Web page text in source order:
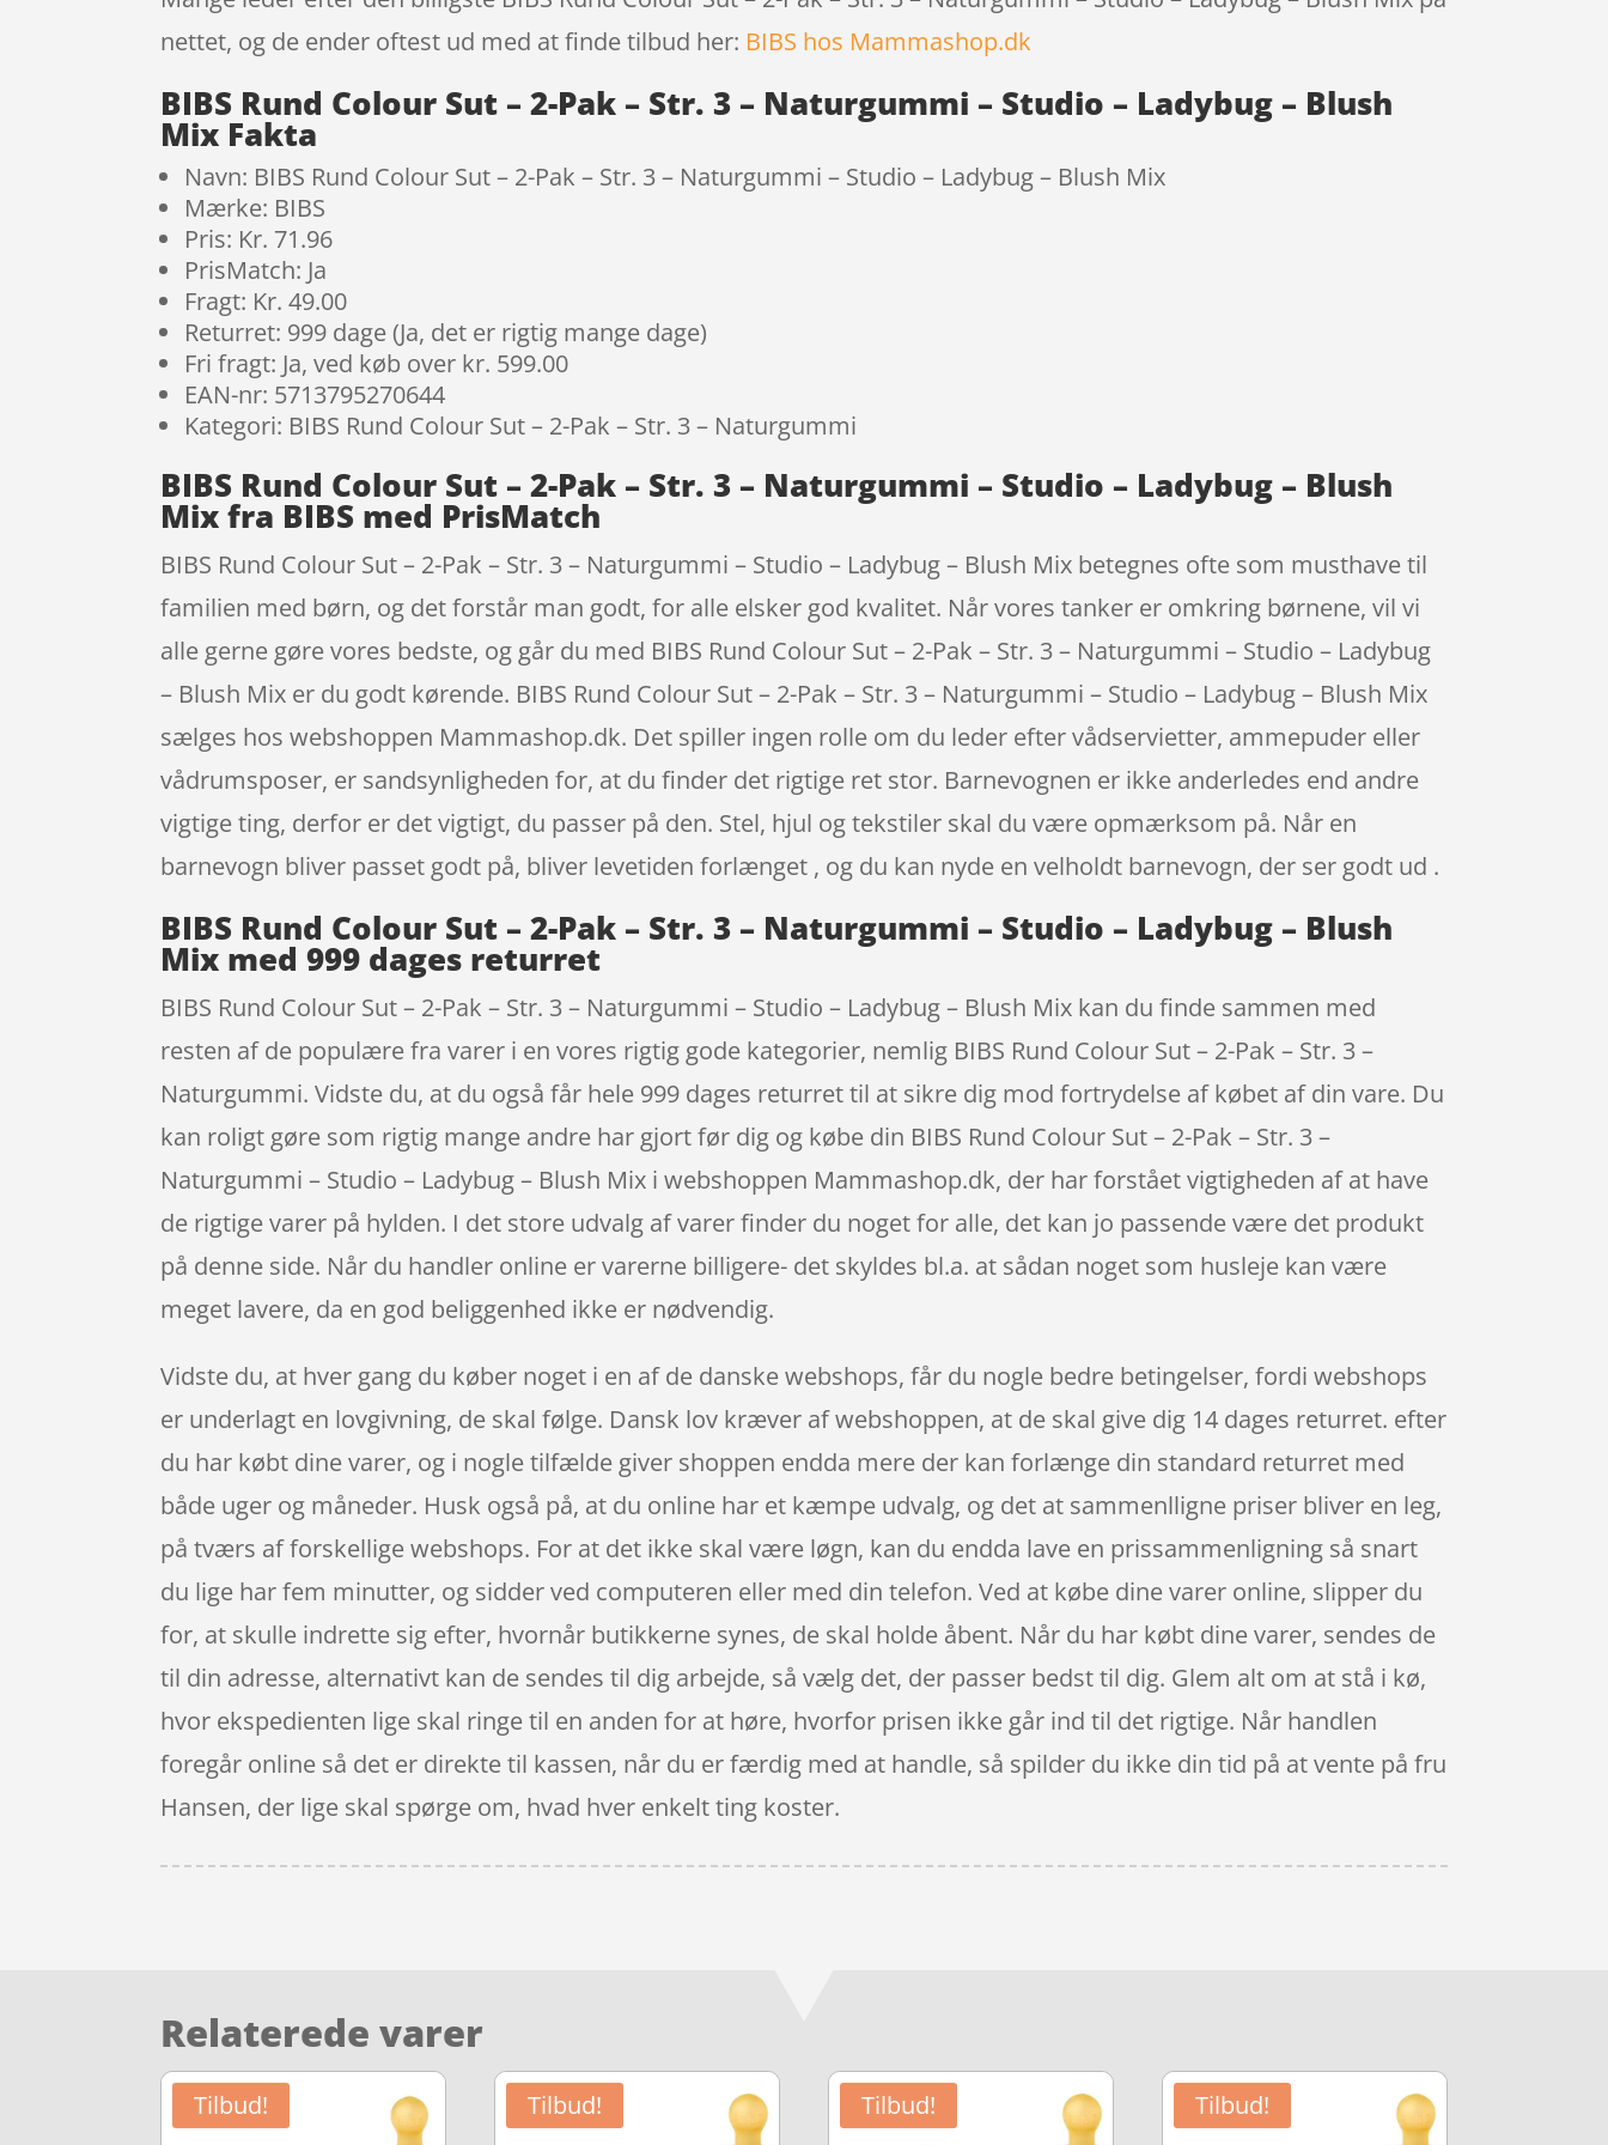
nettet, og de ender oftest ud med at finde tilbud her: BIBS hos Mammashop.dk
BIBS Rund Colour Sut – 2-Pak – Str. 3 – Naturgummi – Studio – Ladybug – Blush
Mix Fakta
Navn: BIBS Rund Colour Sut – 2-Pak – Str. 3 – Naturgummi – Studio – Ladybug – Blush Mix
Mærke: BIBS
Pris: Kr. 71.96
PrisMatch: Ja
Fragt: Kr. 49.00
Returret: 999 dage (Ja, det er rigtig mange dage)
Fri fragt: Ja, ved køb over kr. 599.00
EAN-nr: 5713795270644
Kategori: BIBS Rund Colour Sut – 2-Pak – Str. 3 – Naturgummi
BIBS Rund Colour Sut – 2-Pak – Str. 3 – Naturgummi – Studio – Ladybug – Blush
Mix fra BIBS med PrisMatch
BIBS Rund Colour Sut – 2-Pak – Str. 3 – Naturgummi – Studio – Ladybug – Blush Mix betegnes ofte som musthave til
familien med børn, og det forstår man godt, for alle elsker god kvalitet. Når vores tanker er omkring børnene, vil vi
alle gerne gøre vores bedste, og går du med BIBS Rund Colour Sut – 2-Pak – Str. 3 – Naturgummi – Studio – Ladybug
– Blush Mix er du godt kørende. BIBS Rund Colour Sut – 2-Pak – Str. 3 – Naturgummi – Studio – Ladybug – Blush Mix
sælges hos webshoppen Mammashop.dk. Det spiller ingen rolle om du leder efter vådservietter, ammepuder eller
vådrumsposer, er sandsynligheden for, at du finder det rigtige ret stor. Barnevognen er ikke anderledes end andre
vigtige ting, derfor er det vigtigt, du passer på den. Stel, hjul og tekstiler skal du være opmærksom på. Når en
barnevogn bliver passet godt på, bliver levetiden forlænget , og du kan nyde en velholdt barnevogn, der ser godt ud .
BIBS Rund Colour Sut – 2-Pak – Str. 3 – Naturgummi – Studio – Ladybug – Blush
Mix med 999 dages returret
BIBS Rund Colour Sut – 2-Pak – Str. 3 – Naturgummi – Studio – Ladybug – Blush Mix kan du finde sammen med
resten af de populære fra varer i en vores rigtig gode kategorier, nemlig BIBS Rund Colour Sut – 2-Pak – Str. 3 –
Naturgummi. Vidste du, at du også får hele 999 dages returret til at sikre dig mod fortrydelse af købet af din vare. Du
kan roligt gøre som rigtig mange andre har gjort før dig og købe din BIBS Rund Colour Sut – 2-Pak – Str. 3 –
Naturgummi – Studio – Ladybug – Blush Mix i webshoppen Mammashop.dk, der har forstået vigtigheden af at have
de rigtige varer på hylden. I det store udvalg af varer finder du noget for alle, det kan jo passende være det produkt
på denne side. Når du handler online er varerne billigere- det skyldes bl.a. at sådan noget som husleje kan være
meget lavere, da en god beliggenhed ikke er nødvendig.
Vidste du, at hver gang du køber noget i en af de danske webshops, får du nogle bedre betingelser, fordi webshops
er underlagt en lovgivning, de skal følge. Dansk lov kræver af webshoppen, at de skal give dig 14 dages returret. efter
du har købt dine varer, og i nogle tilfælde giver shoppen endda mere der kan forlænge din standard returret med
både uger og måneder. Husk også på, at du online har et kæmpe udvalg, og det at sammenlligne priser bliver en leg,
på tværs af forskellige webshops. For at det ikke skal være løgn, kan du endda lave en prissammenligning så snart
du lige har fem minutter, og sidder ved computeren eller med din telefon. Ved at købe dine varer online, slipper du
for, at skulle indrette sig efter, hvornår butikkerne synes, de skal holde åbent. Når du har købt dine varer, sendes de
til din adresse, alternativt kan de sendes til dig arbejde, så vælg det, der passer bedst til dig. Glem alt om at stå i kø,
hvor ekspedienten lige skal ringe til en anden for at høre, hvorfor prisen ikke går ind til det rigtige. Når handlen
foregår online så det er direkte til kassen, når du er færdig med at handle, så spilder du ikke din tid på at vente på fru
Hansen, der lige skal spørge om, hvad hver enkelt ting koster.
Relaterede varer
Tilbud! Tilbud! Tilbud! Tilbud!